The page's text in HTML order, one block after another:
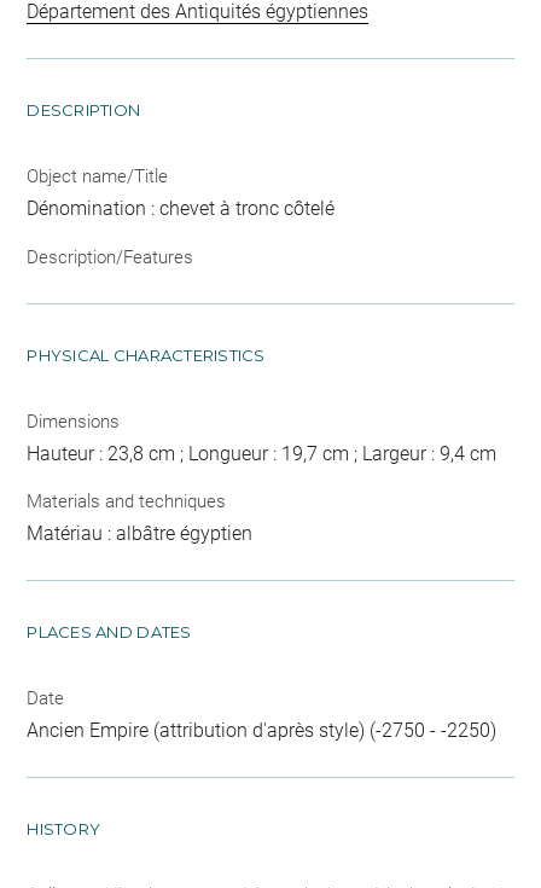
Département des Antiquités égyptiennes
DESCRIPTION
Object name/Title
Dénomination : chevet à tronc côtelé
Description/Features
PHYSICAL CHARACTERISTICS
Dimensions
Hauteur : 23,8 cm ; Longueur : 19,7 cm ; Largeur : 9,4 cm
Materials and techniques
Matériau : albâtre égyptien
PLACES AND DATES
Date
Ancien Empire (attribution d'après style) (-2750 - -2250)
HISTORY